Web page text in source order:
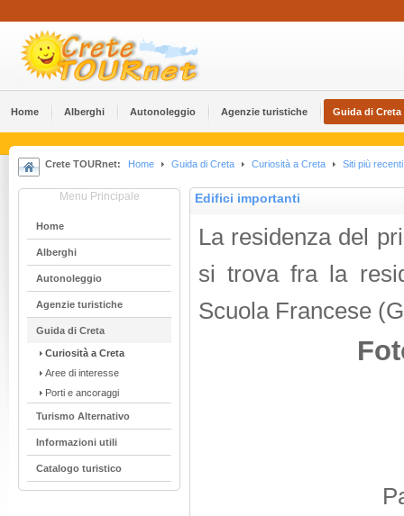
Home Alberghi Αutonoleggio Agenzie turistiche Guida di Creta
Crete TOURnet: Home Guida di Creta Curiosità a Creta Siti più recenti
Menu Principale
Home
Alberghi
Αutonoleggio
Agenzie turistiche
Guida di Creta
Curiosità a Creta
Aree di interesse
Porti e ancoraggi
Turismo Alternativo
Informazioni utili
Catalogo turistico
Edifici importanti
La residenza del
si trova fra la
Scuola Francese